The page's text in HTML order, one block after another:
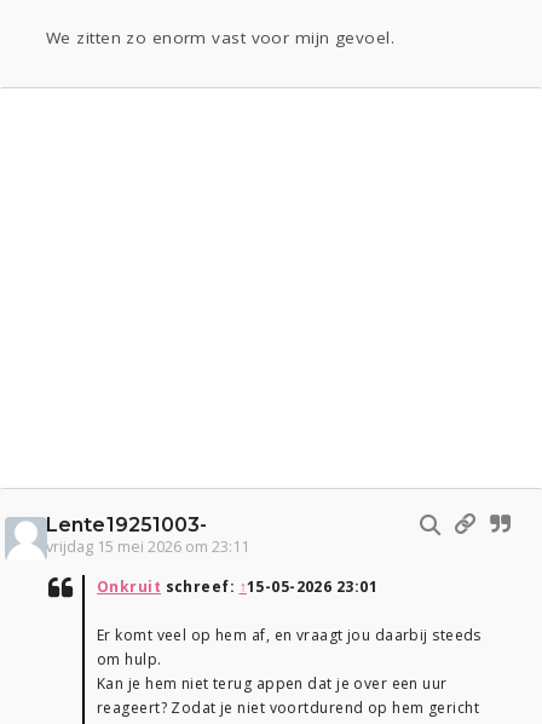
We zitten zo enorm vast voor mijn gevoel.
Lente19251003-
vrijdag 15 mei 2026 om 23:11
Onkruit schreef: ↑15-05-2026 23:01
Er komt veel op hem af, en vraagt jou daarbij steeds
om hulp.
Kan je hem niet terug appen dat je over een uur
reageert? Zodat je niet voortdurend op hem gericht